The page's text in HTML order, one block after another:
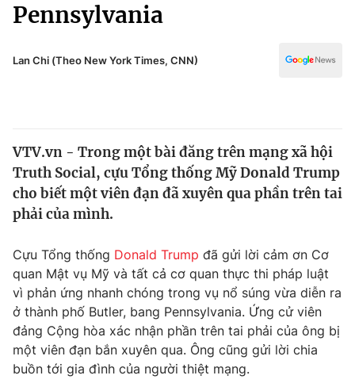
Xã hội
Pháp luật
Thế giới
Tin tức
Thế giới đó đây
Câu chuyện quốc tế
Kinh tế
Thị trường
Góc doanh nghiệp
Dữ liệu và đời sống
Truyền hình
Phim VTV
Hậu trường
Giải trí
Điện ảnh
Văn hóa - Giải trí
Công nghệ
Pennsylvania
Lan Chi (Theo New York Times, CNN)
VTV.vn - Trong một bài đăng trên mạng xã hội
Truth Social, cựu Tổng thống Mỹ Donald Trump
cho biết một viên đạn đã xuyên qua phần trên tai
phải của mình.
Cựu Tổng thống Donald Trump đã gửi lời cảm ơn Cơ
quan Mật vụ Mỹ và tất cả cơ quan thực thi pháp luật
vì phản ứng nhanh chóng trong vụ nổ súng vừa diễn ra
ở thành phố Butler, bang Pennsylvania. Ứng cử viên
đảng Cộng hòa xác nhận phần trên tai phải của ông bị
một viên đạn bắn xuyên qua. Ông cũng gửi lời chia
buồn tới gia đình của người thiệt mạng.